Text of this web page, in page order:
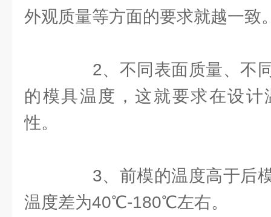
外观质量等方面的要求就越一致
2、不同表面质量、不同
的模具温度，这就要求在设
性。
3、前模的温度高于后模
温度差为40℃-180℃左右。